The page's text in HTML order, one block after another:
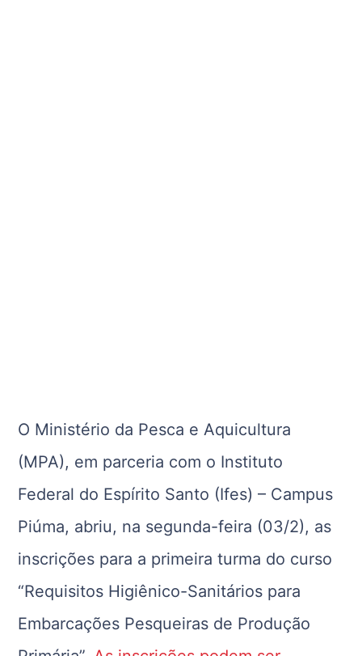
O Ministério da Pesca e Aquicultura
(MPA), em parceria com o Instituto
Federal do Espírito Santo (Ifes) – Campus
Piúma, abriu, na segunda-feira (03/2), as
inscrições para a primeira turma do curso
“Requisitos Higiênico-Sanitários para
Embarcações Pesqueiras de Produção